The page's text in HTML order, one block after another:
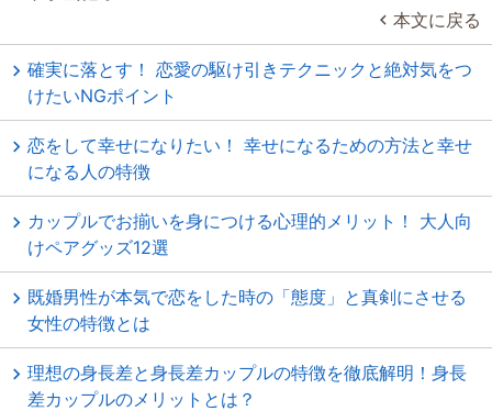
本文に戻る
確実に落とす！ 恋愛の駆け引きテクニックと絶対気をつ
けたいNGポイント
恋をして幸せになりたい！ 幸せになるための方法と幸せ
になる人の特徴
カップルでお揃いを身につける心理的メリット！ 大人向
けペアグッズ12選
既婚男性が本気で恋をした時の「態度」と真剣にさせる
女性の特徴とは
理想の身長差と身長差カップルの特徴を徹底解明！身長
差カップルのメリットとは？